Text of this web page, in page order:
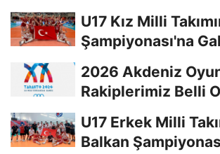
U17 Kız Milli
Şampiyonası'na
2026 Akdeniz
Rakiplerimiz Belli
U17 Erkek Milli
Balkan